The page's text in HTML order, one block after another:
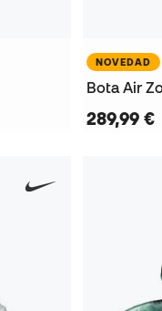
NOVEDAD
289,99 €